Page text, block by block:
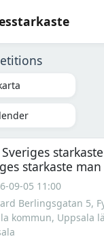
starkaste
09-05 11:00
Berlingsgatan 5,
kommun, Uppsala